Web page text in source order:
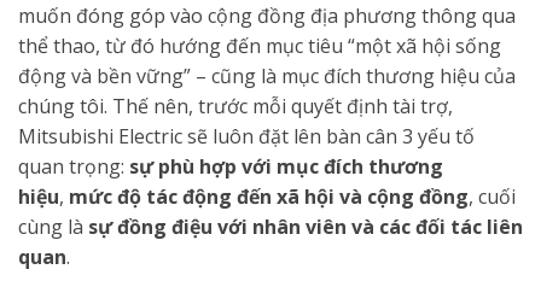
muốn đóng góp vào cộng đồng địa phương thông qua
thể thao, từ đó hướng đến mục tiêu “một xã hội sống
động và bền vững” – cũng là mục đích thương hiệu của
chúng tôi. Thế nên, trước mỗi quyết định tài trợ,
Mitsubishi Electric sẽ luôn đặt lên bàn cân 3 yếu tố
quan trọng: sự phù hợp với mục đích thương
hiệu, mức độ tác động đến xã hội và cộng đồng, cuối
cùng là sự đồng điệu với nhân viên và các đối tác liên
quan.